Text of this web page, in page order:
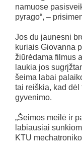
namuose
pyrago“, –
Jos du jaunesni
kuriais Giovanna
žiūrėdama filmus
laukia jos
šeima labai
tai reiškia, kad
gyvenimo.
„Šeimos meilė ir
labiausiai
KTU